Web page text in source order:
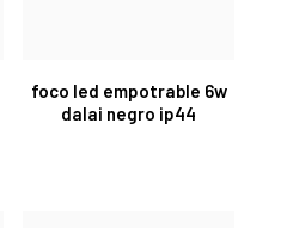
foco led empotrable 6w
dalai negro ip44